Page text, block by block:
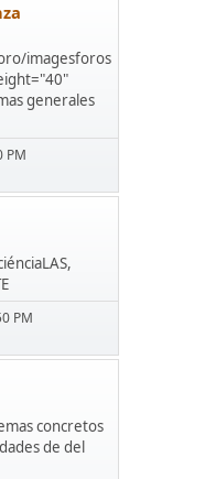
imagesforos
generales
PM
PM
concretos
de del